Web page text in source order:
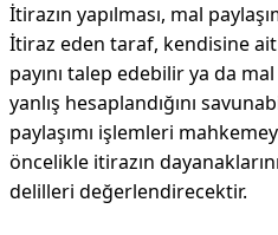
İtirazın yapılması, mal
İtiraz eden taraf, kendisine
payını talep edebilir ya da
yanlış hesaplandığını
paylaşımı işlemleri
öncelikle itirazın
delilleri değerlendirecektir.